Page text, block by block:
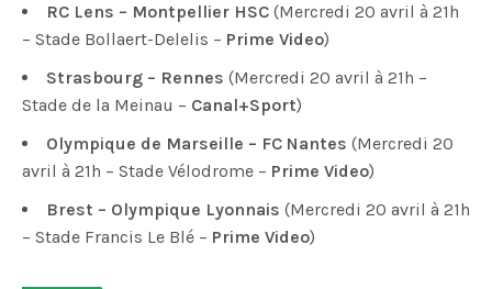
RC Lens – Montpellier HSC (Mercredi 20 avril à 21h
– Stade Bollaert-Delelis – Prime Video)
Strasbourg – Rennes (Mercredi 20 avril à 21h –
Stade de la Meinau – Canal+Sport)
Olympique de Marseille – FC Nantes (Mercredi 20
avril à 21h – Stade Vélodrome – Prime Video)
Brest – Olympique Lyonnais (Mercredi 20 avril à 21h
– Stade Francis Le Blé – Prime Video)